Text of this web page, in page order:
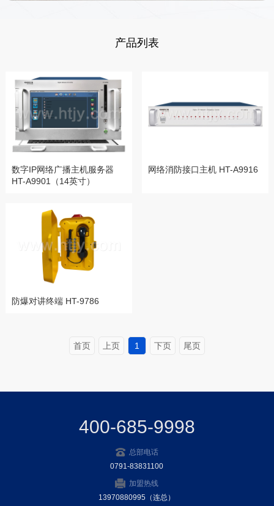
产品列表
数字IP网络广播主机服务器
HT-A9901（14英寸）
网络消防接口主机 HT-A9916
防爆对讲终端 HT-9786
首页 上页 1 下页 尾页
400-685-9998
总部电话
0791-83831100
加盟热线
13970880995（连总）